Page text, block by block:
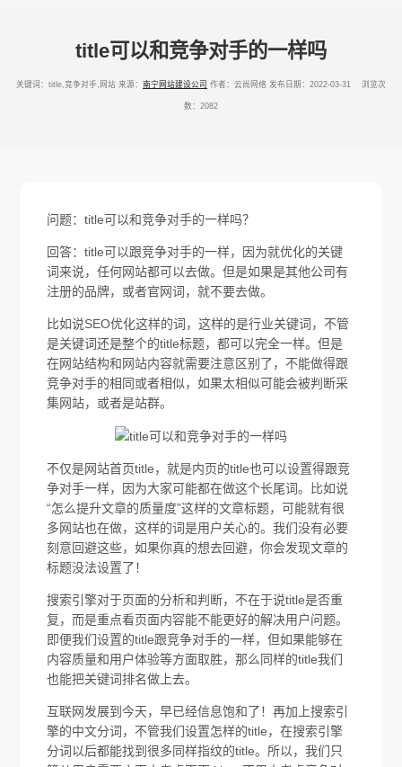
title可以和竞争对手的一样吗
关键词：title,竞争对手,网站 来源： 南宁网站建设公司 作者：云尚网络 发布日期：2022-03-31 浏览次
数：2082
问题：title可以和竞争对手的一样吗？
回答：title可以跟竞争对手的一样，因为就优化的关键
词来说，任何网站都可以去做。但是如果是其他公司有
注册的品牌，或者官网词，就不要去做。
比如说SEO优化这样的词，这样的是行业关键词，不管
是关键词还是整个的title标题，都可以完全一样。但是
在网站结构和网站内容就需要注意区别了，不能做得跟
竞争对手的相同或者相似，如果太相似可能会被判断采
集网站，或者是站群。
不仅是网站首页title，就是内页的title也可以设置得跟竞
争对手一样，因为大家可能都在做这个长尾词。比如说
“怎么提升文章的质量度”这样的文章标题，可能就有很
多网站也在做，这样的词是用户关心的。我们没有必要
刻意回避这些，如果你真的想去回避，你会发现文章的
标题没法设置了！
搜索引擎对于页面的分析和判断，不在于说title是否重
复，而是重点看页面内容能不能更好的解决用户问题。
即便我们设置的title跟竞争对手的一样，但如果能够在
内容质量和用户体验等方面取胜，那么同样的title我们
也能把关键词排名做上去。
互联网发展到今天，早已经信息饱和了！再加上搜索引
擎的中文分词，不管我们设置怎样的title，在搜索引擎
分词以后都能找到很多同样指纹的title。所以，我们只